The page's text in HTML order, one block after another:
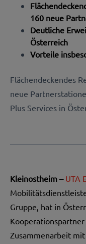
160 neue
Deutliche
Österreich
Vorteile
Flächendeckendes
neue
Plus Services in
Kleinostheim – UTA
Gruppe, hat in
Zusammenarbeit